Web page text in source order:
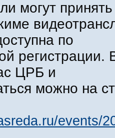
могут
по
регистрации.
ЦРБ и
можно на
events/